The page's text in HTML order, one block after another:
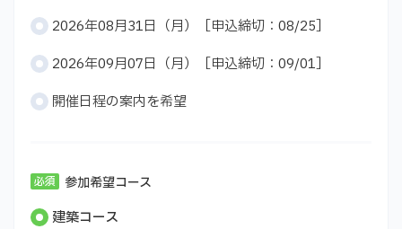
2026年08月31日（月）［申込締切：08/25］
2026年09月07日（月）［申込締切：09/01］
開催日程の案内を希望
参加希望コース
建築コース